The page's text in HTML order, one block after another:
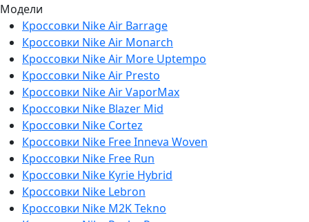
Модели
Кроссовки Nike Air Barrage
Кроссовки Nike Air Monarch
Кроссовки Nike Air More Uptempo
Кроссовки Nike Air Presto
Кроссовки Nike Air VaporMax
Кроссовки Nike Blazer Mid
Кроссовки Nike Cortez
Кроссовки Nike Free Inneva Woven
Кроссовки Nike Free Run
Кроссовки Nike Kyrie Hybrid
Кроссовки Nike Lebron
Кроссовки Nike M2K Tekno